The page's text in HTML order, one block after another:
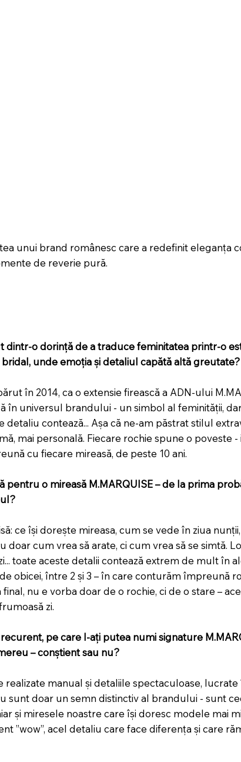
unui brand românesc care a redefinit eleganța
de reverie pură.
dintr-o dorință de a traduce feminitatea printr-o
unde emoția și detaliul capătă altă greutate?
în 2014, ca o extensie firească a ADN-ului
în universul brandului - un simbol al feminității,
detaliu contează... Așa că ne-am păstrat stilul
mai personală. Fiecare rochie spune o poveste
cu fiecare mireasă, de peste 10 ani.
pentru o mireasă M.MARQUISE – de la prima
ce își dorește mireasa, cum se vede în ziua
doar cum vrea să arate, ci cum vrea să se simtă.
toate aceste detalii contează extrem de mult în
obicei, între 2 și 3 – în care conturăm împreună
nu e vorba doar de o rochie, ci de o stare –
zi.
pe care l-ați putea numi signature
– conștient sau nu?
realizate manual și detaliile spectaculoase, lucrate
sunt doar un semn distinctiv al brandului - sunt
și miresele noastre care își doresc modele mai
”wow”, acel detaliu care face diferența și care